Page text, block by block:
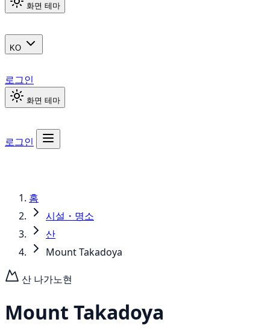
화면 테마
KO
로그인
화면 테마
로그인
홈
시설・명소
산
Mount Takadoya
산 나가노현
Mount Takadoya